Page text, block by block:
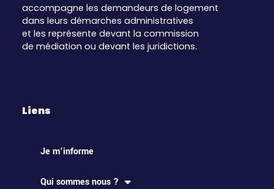
accompagne les demandeurs de logement
dans leurs démarches administratives
et les représente devant la commission
de médiation ou devant les juridictions.
Liens
Je m’informe
Qui sommes nous ?